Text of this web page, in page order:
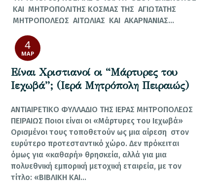
ΚΑΙ ΜΗΤΡΟΠΟΛΙΤΗΣ ΚΟΣΜΑΣ ΤΗΣ ΑΓΙΩΤΑΤΗΣ
ΜΗΤΡΟΠΟΛΕΩΣ ΑΙΤΩΛΙΑΣ ΚΑΙ ΑΚΑΡΝΑΝΙΑΣ…
4
ΜΑΡ
Είναι Χριστιανοί οι “Μάρτυρες του
Ιεχωβά”; (Ιερά Μητρόπολη Πειραιώς)
ΑΝΤΙΑΙΡΕΤΙΚΟ ΦΥΛΛΑΔΙΟ ΤΗΣ ΙΕΡΑΣ ΜΗΤΡΟΠΟΛΕΩΣ
ΠΕΙΡΑΙΩΣ Ποιοι είναι οι «Μάρτυρες του Ιεχωβά»
Ορισμένοι τους τοποθετούν ως μια αίρεση στον
ευρύτερο προτεσταντικό χώρο. Δεν πρόκειται
όμως για «καθαρή» θρησκεία, αλλά για μια
πολυεθνική εμπορική μετοχική εταιρεία, με τον
τίτλο: «ΒΙΒΛΙΚΗ ΚΑΙ…